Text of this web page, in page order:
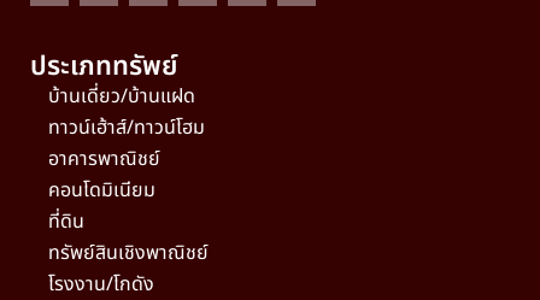
ประเภททรัพย์
บ้านเดี่ยว/บ้านแฝด
ทาวน์เฮ้าส์/ทาวน์โฮม
อาคารพาณิชย์
คอนโดมิเนียม
ที่ดิน
ทรัพย์สินเชิงพาณิชย์
โรงงาน/โกดัง